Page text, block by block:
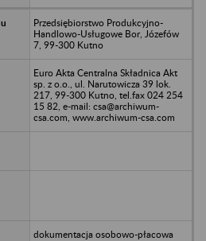
Przedsiębiorstwo Produkcyjno-
Handlowo-Usługowe Bor, Józefów
7, 99-300 Kutno
Euro Akta Centralna Składnica Akt
sp. z o.o., ul. Narutowicza 39 lok.
217, 99-300 Kutno, tel.fax 024 254
15 82, e-mail: csa@archiwum-
csa.com, www.archiwum-csa.com
dokumentacja osobowo-płacowa